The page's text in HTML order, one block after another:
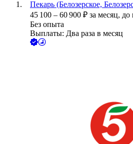
Пекарь (Белозерское,
45 100 – 60 900 ₽ за месяц, до
Без опыта
Выплаты: Два раза в месяц